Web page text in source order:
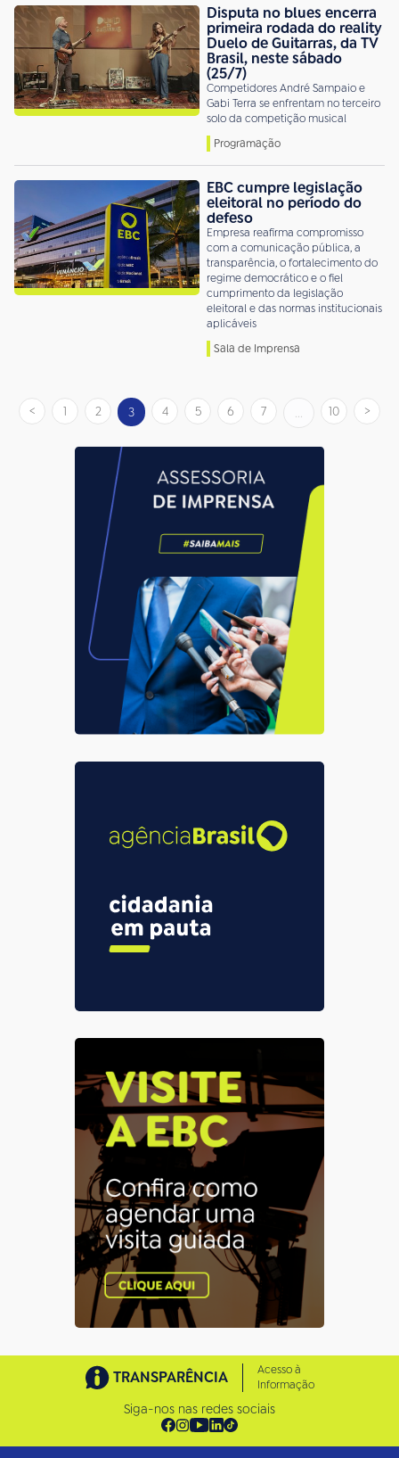
Disputa no blues encerra
primeira rodada do reality
Duelo de Guitarras, da TV
Brasil, neste sábado
(25/7)
Competidores André Sampaio e
Gabi Terra se enfrentam no terceiro
solo da competição musical
Programação
EBC cumpre legislação
eleitoral no período do
defeso
Empresa reafirma compromisso
com a comunicação pública, a
transparência, o fortalecimento do
regime democrático e o fiel
cumprimento da legislação
eleitoral e das normas institucionais
aplicáveis
Sala de Imprensa
1 2 3 4 5 6 7 ... 10
TRANSPARÊNCIA
Acesso à
Informação
Siga-nos nas redes sociais